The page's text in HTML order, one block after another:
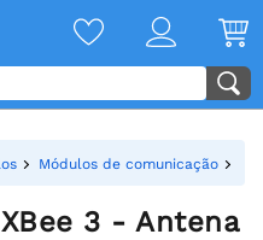
Módulos de comunicação
3 - Antena